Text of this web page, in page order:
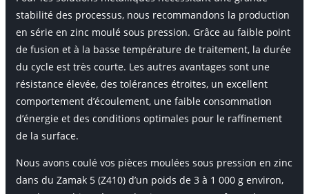
stabilité des processus, nous recommandons la production
en série en zinc moulé sous pression. Grâce au faible point
de fusion et à la basse température de traitement, la durée
du cycle est très courte. Les autres avantages sont une
résistance élevée, des tolérances étroites, un excellent
comportement d’écoulement, une faible consommation
d’énergie et des conditions optimales pour le raffinement
de la surface.
Nous avons coulé vos pièces moulées sous pression en zinc
dans du Zamak 5 (Z410) d’un poids de 3 à 1 000 g environ,